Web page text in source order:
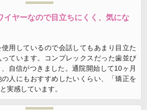
イヤーなので目立ちにくく、気にな
用しているので会話してもあまり目立た
ています。コンプレックスだった歯並び
自信がつきました。通院開始して10ヶ月
人にもおすすめしたいくらい、「矯正を
実感しています。